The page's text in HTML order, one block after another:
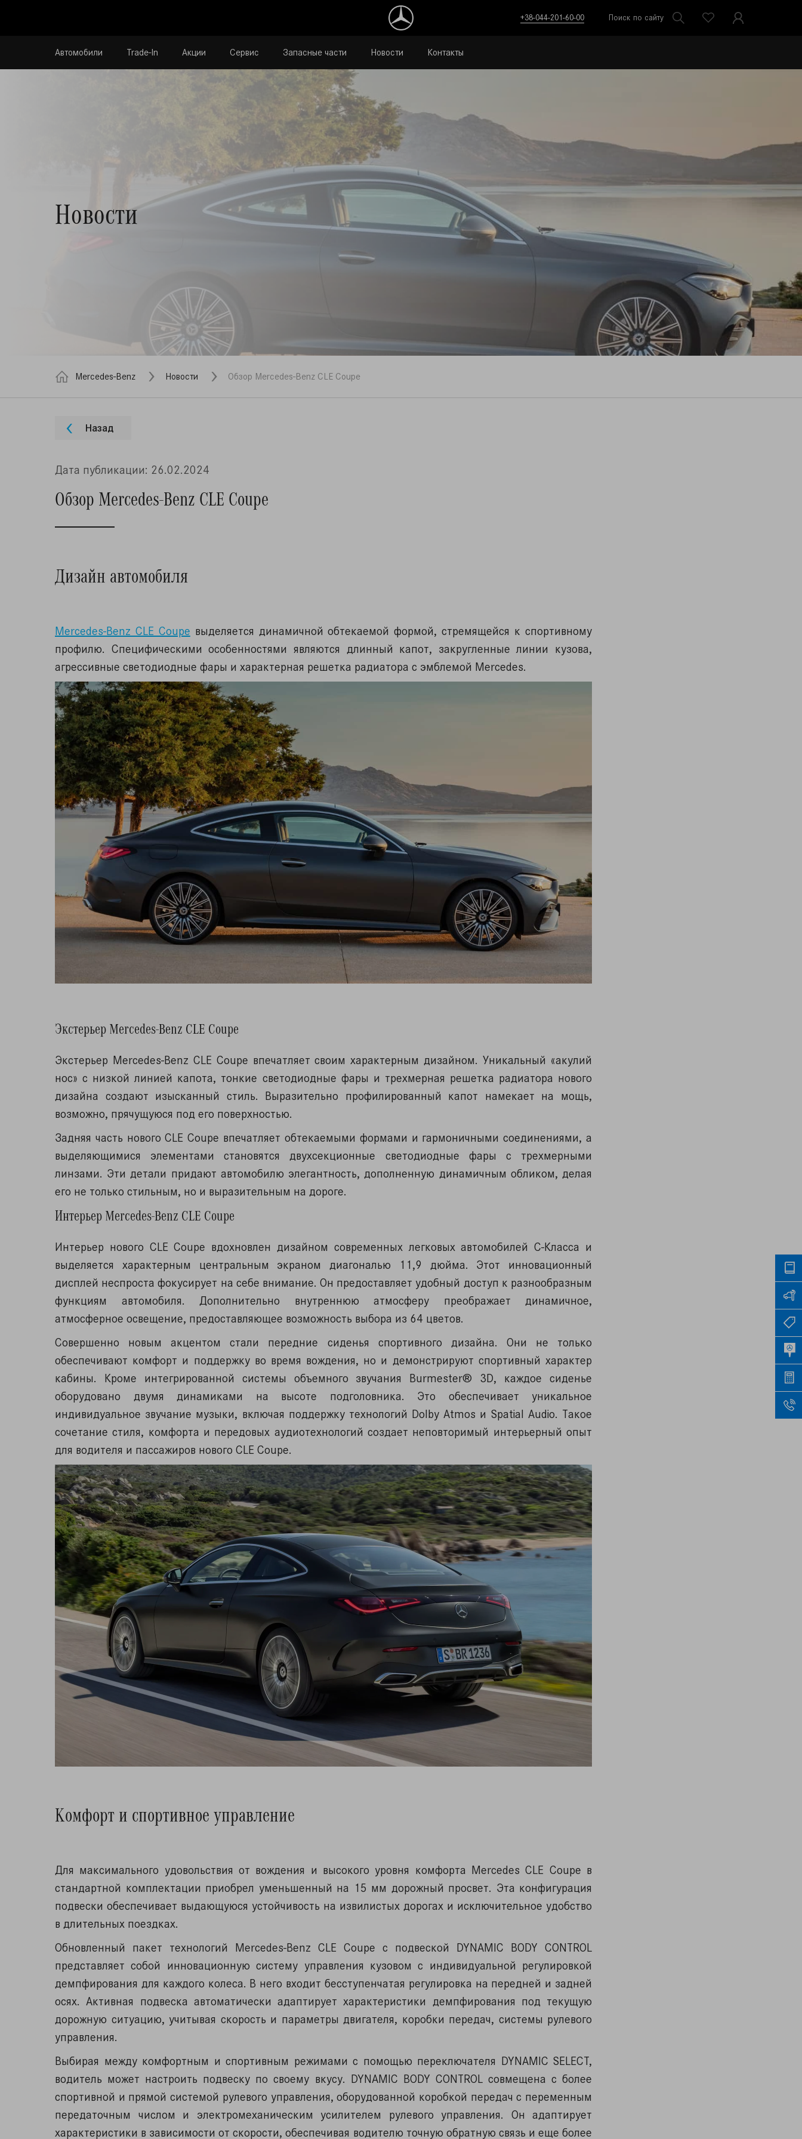
+38-044-201-60-00 Поиск по сайту
Автомобили Trade-In Акции Сервис Запасные части Новости Контакты
Новости
Mercedes-Benz Новости Обзор Mercedes-Benz CLE Coupe
Назад
Дата публикации: 26.02.2024
Обзор Mercedes-Benz CLE Coupe
Дизайн автомобиля
Mercedes-Benz CLE Coupe выделяется динамичной обтекаемой формой, стремящейся к спортивному
профилю. Специфическими особенностями являются длинный капот, закругленные линии кузова,
агрессивные светодиодные фары и характерная решетка радиатора с эмблемой Mercedes.
Экстерьер Mercedes-Benz CLE Coupe
Экстерьер Mercedes-Benz CLE Coupe впечатляет своим характерным дизайном. Уникальный «акулий
нос» с низкой линией капота, тонкие светодиодные фары и трехмерная решетка радиатора нового
дизайна создают изысканный стиль. Выразительно профилированный капот намекает на мощь,
возможно, прячущуюся под его поверхностью.
Задняя часть нового CLE Coupe впечатляет обтекаемыми формами и гармоничными соединениями, а
выделяющимися элементами становятся двухсекционные светодиодные фары с трехмерными
линзами. Эти детали придают автомобилю элегантность, дополненную динамичным обликом, делая
его не только стильным, но и выразительным на дороге.
Интерьер Mercedes-Benz CLE Coupe
Интерьер нового CLE Coupe вдохновлен дизайном современных легковых автомобилей C-Класса и
выделяется характерным центральным экраном диагональю 11,9 дюйма. Этот инновационный
дисплей неспроста фокусирует на себе внимание. Он предоставляет удобный доступ к разнообразным
функциям автомобиля. Дополнительно внутреннюю атмосферу преображает динамичное,
атмосферное освещение, предоставляющее возможность выбора из 64 цветов.
Совершенно новым акцентом стали передние сиденья спортивного дизайна. Они не только
обеспечивают комфорт и поддержку во время вождения, но и демонстрируют спортивный характер
кабины. Кроме интегрированной системы объемного звучания Burmester® 3D, каждое сиденье
оборудовано двумя динамиками на высоте подголовника. Это обеспечивает уникальное
индивидуальное звучание музыки, включая поддержку технологий Dolby Atmos и Spatial Audio. Такое
сочетание стиля, комфорта и передовых аудиотехнологий создает неповторимый интерьерный опыт
для водителя и пассажиров нового CLE Coupe.
Комфорт и спортивное управление
Для максимального удовольствия от вождения и высокого уровня комфорта Mercedes CLE Coupe в
стандартной комплектации приобрел уменьшенный на 15 мм дорожный просвет. Эта конфигурация
подвески обеспечивает выдающуюся устойчивость на извилистых дорогах и исключительное удобство
в длительных поездках.
Обновленный пакет технологий Mercedes-Benz CLE Coupe с подвеской DYNAMIC BODY CONTROL
представляет собой инновационную систему управления кузовом с индивидуальной регулировкой
демпфирования для каждого колеса. В него входит бесступенчатая регулировка на передней и задней
осях. Активная подвеска автоматически адаптирует характеристики демпфирования под текущую
дорожную ситуацию, учитывая скорость и параметры двигателя, коробки передач, системы рулевого
управления.
Выбирая между комфортным и спортивным режимами с помощью переключателя DYNAMIC SELECT,
водитель может настроить подвеску по своему вкусу. DYNAMIC BODY CONTROL совмещена с более
спортивной и прямой системой рулевого управления, оборудованной коробкой передач с переменным
передаточным числом и электромеханическим усилителем рулевого управления. Он адаптирует
характеристики в зависимости от скорости, обеспечивая водителю точную обратную связь и еще более